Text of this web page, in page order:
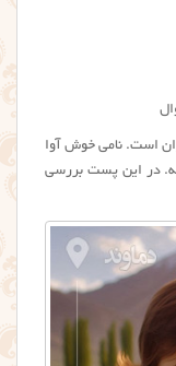
است. نامی خوش آوا
در این پست بررسی